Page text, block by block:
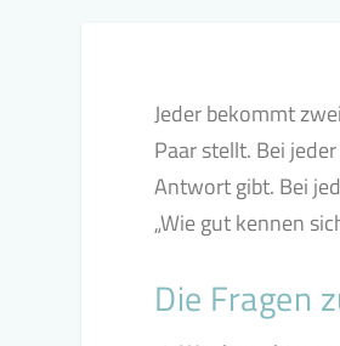
Jeder bekommt
Paar stellt. Bei
Antwort gibt. Bei
„Wie gut kennen
Die Fragen